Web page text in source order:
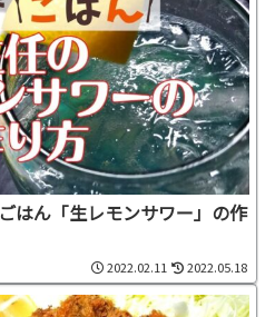
はん「生レモンサワー」の作
2022.02.11 2022.05.18